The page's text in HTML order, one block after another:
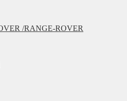
/RANGE-ROVER